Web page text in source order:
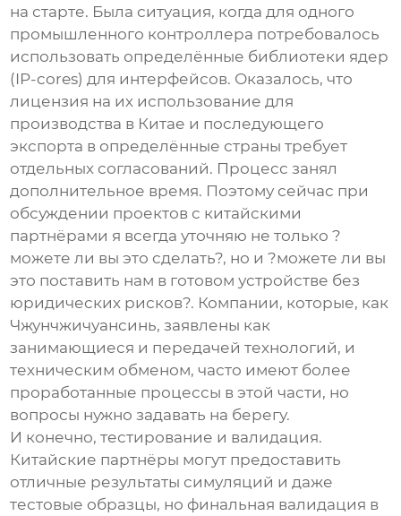
на старте. Была ситуация, когда для одного
промышленного контроллера потребовалось
использовать определённые библиотеки ядер
(IP-cores) для интерфейсов. Оказалось, что
лицензия на их использование для
производства в Китае и последующего
экспорта в определённые страны требует
отдельных согласований. Процесс занял
дополнительное время. Поэтому сейчас при
обсуждении проектов с китайскими
партнёрами я всегда уточняю не только ?
можете ли вы это сделать?, но и ?можете ли вы
это поставить нам в готовом устройстве без
юридических рисков?. Компании, которые, как
Чжунчжичуансинь, заявлены как
занимающиеся и передачей технологий, и
техническим обменом, часто имеют более
проработанные процессы в этой части, но
вопросы нужно задавать на берегу.
И конечно, тестирование и валидация.
Китайские партнёры могут предоставить
отличные результаты симуляций и даже
тестовые образцы, но финальная валидация в